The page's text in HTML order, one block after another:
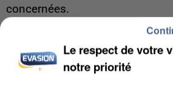
concernées.
Le respect de votre
notre priorité